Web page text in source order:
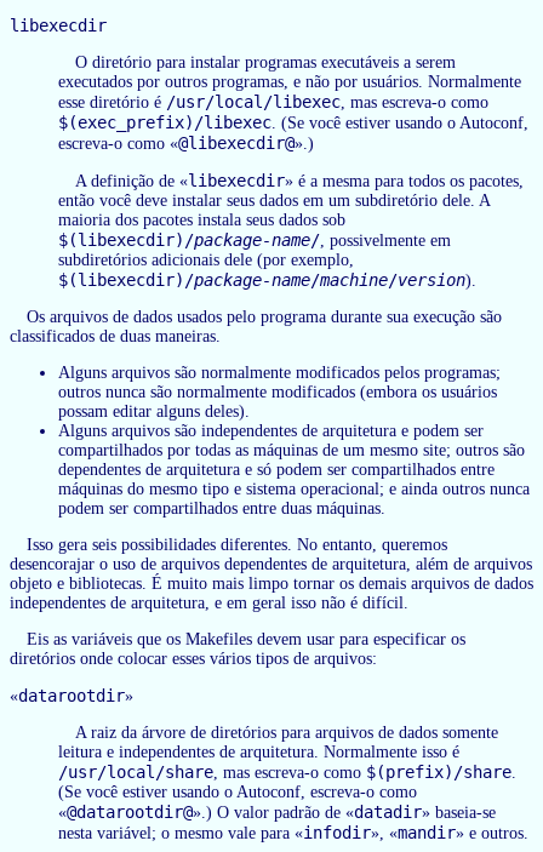
libexecdir
O diretório para instalar programas executáveis a serem
executados por outros programas, e não por usuários. Normalmente
esse diretório é /usr/local/libexec, mas escreva-o como
$(exec_prefix)/libexec. (Se você estiver usando o Autoconf,
escreva-o como «@libexecdir@».)
A definição de «libexecdir» é a mesma para todos os pacotes,
então você deve instalar seus dados em um subdiretório dele. A
maioria dos pacotes instala seus dados sob
$(libexecdir)/package-name/, possivelmente em
subdiretórios adicionais dele (por exemplo,
$(libexecdir)/package-name/machine/version).
Os arquivos de dados usados pelo programa durante sua execução são
classificados de duas maneiras.
Alguns arquivos são normalmente modificados pelos programas;
outros nunca são normalmente modificados (embora os usuários
possam editar alguns deles).
Alguns arquivos são independentes de arquitetura e podem ser
compartilhados por todas as máquinas de um mesmo site; outros são
dependentes de arquitetura e só podem ser compartilhados entre
máquinas do mesmo tipo e sistema operacional; e ainda outros nunca
podem ser compartilhados entre duas máquinas.
Isso gera seis possibilidades diferentes. No entanto, queremos
desencorajar o uso de arquivos dependentes de arquitetura, além de arquivos
objeto e bibliotecas. É muito mais limpo tornar os demais arquivos de dados
independentes de arquitetura, e em geral isso não é difícil.
Eis as variáveis que os Makefiles devem usar para especificar os
diretórios onde colocar esses vários tipos de arquivos:
«datarootdir»
A raiz da árvore de diretórios para arquivos de dados somente
leitura e independentes de arquitetura. Normalmente isso é
/usr/local/share, mas escreva-o como $(prefix)/share.
(Se você estiver usando o Autoconf, escreva-o como
«@datarootdir@».) O valor padrão de «datadir» baseia-se
nesta variável; o mesmo vale para «infodir», «mandir» e outros.